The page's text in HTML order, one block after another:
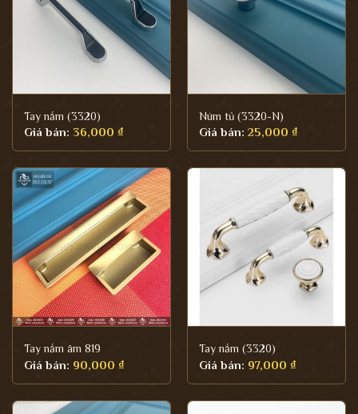
Tay nắm (3320)
Giá bán: 36,000 ₫
Núm tủ (3320-N)
Giá bán: 25,000 ₫
Tay nắm âm 819
Giá bán: 90,000 ₫
Tay nắm (3320)
Giá bán: 97,000 ₫